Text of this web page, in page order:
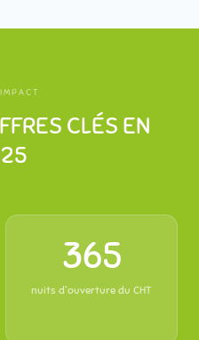
CLÉS EN
365
nuits d'ouverture du CHT